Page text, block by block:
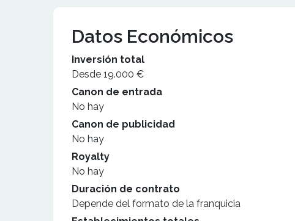
Datos Económicos
Inversión total
Desde 19.000 €
Canon de entrada
No hay
Canon de publicidad
No hay
Royalty
No hay
Duración de contrato
Depende del formato de la franquicia